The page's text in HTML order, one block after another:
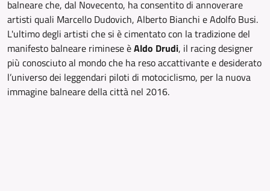
balneare che, dal Novecento, ha consentito di annoverare
artisti quali Marcello Dudovich, Alberto Bianchi e Adolfo Busi.
L'ultimo degli artisti che si è cimentato con la tradizione del
manifesto balneare riminese èAldo Drudi, il racing designer
più conosciuto al mondo che ha reso accattivante e desiderato
l’universo dei leggendari piloti di motociclismo, per la nuova
immagine balneare della città nel 2016.